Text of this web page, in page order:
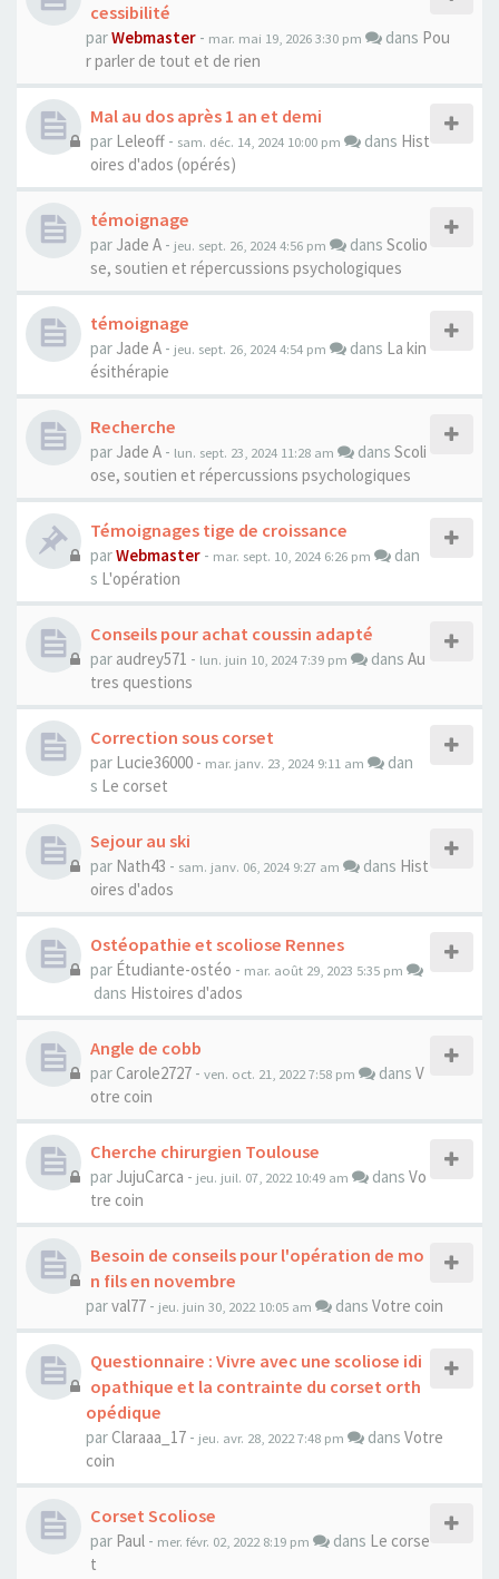
cessibilité
parWebmaster - mar. mai 19, 2026 3:30 pm dans Pou
r parler de tout et de rien
Mal au dos après 1 an et demi
par Leleoff - sam. déc. 14, 2024 10:00 pm dans Hist
oires d'ados (opérés)
témoignage
par Jade A - jeu. sept. 26, 2024 4:56 pm dans Scolio
se, soutien et répercussions psychologiques
témoignage
par Jade A - jeu. sept. 26, 2024 4:54 pm dans La kin
ésithérapie
Recherche
par Jade A - lun. sept. 23, 2024 11:28 am dans Scoli
ose, soutien et répercussions psychologiques
Témoignages tige de croissance
parWebmaster - mar. sept. 10, 2024 6:26 pm
dan
s L'opération
Conseils pour achat coussin adapté
par audrey571 - lun. juin 10, 2024 7:39 pm dans Au
tres questions
Correction sous corset
par Lucie36000 - mar. janv. 23, 2024 9:11 am
dan
s Le corset
Sejour au ski
par Nath43 - sam. janv. 06, 2024 9:27 am dans Hist
oires d'ados
Ostéopathie et scoliose Rennes
par Étudiante-ostéo - mar. août 29, 2023 5:35 pm
dans Histoires d'ados
Angle de cobb
par Carole2727 - ven. oct. 21, 2022 7:58 pm dans V
otre coin
Cherche chirurgien Toulouse
par JujuCarca - jeu. juil. 07, 2022 10:49 am dans Vo
tre coin
Besoin de conseils pour l'opération de mo
n fils en novembre
parval77 - jeu. juin 30, 2022 10:05 am dans Votre coin
Questionnaire : Vivre avec une scoliose idi
opathique et la contrainte du corset orth
opédique
parClaraaa_17 - jeu. avr. 28, 2022 7:48 pm dans Votre
coin
Corset Scoliose
par Paul - mer. févr. 02, 2022 8:19 pm dans Le corse
t